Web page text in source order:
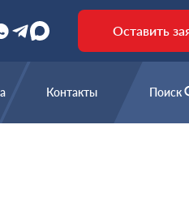
Оставить
Контакты Поиск